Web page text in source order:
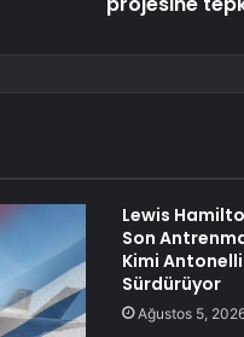
Lewis
Son
Kimi Antonelli
Sürdürüyor
Ağustos 5,